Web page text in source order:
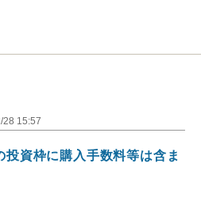
28 15:57
投資枠に購入手数料等は含ま